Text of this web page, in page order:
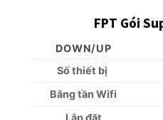
FPT Gói
DOWN/UP
Số thiết bị
Băng tần Wifi